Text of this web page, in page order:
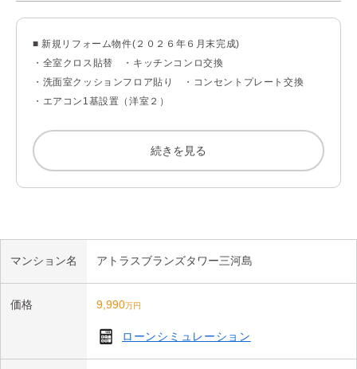
○ペット飼育可（２匹迄、他細則有）
○不在時にも荷物を受け取れる宅配ボックス
○来訪者を確認出来るモニター付きオートロック
■ お部屋について
■ 新規リフォーム物件(２０２６年６月末完成)
・全室クロス貼替　・キッチンコンロ交換
・洗面室クッションフロア貼り　・コンセントプレート交換
・エアコン1基設置（洋室２）
続きを見る
マンション名 アトラスブランズタワー三河島
価格 9,990万円
ローンシミュレーション